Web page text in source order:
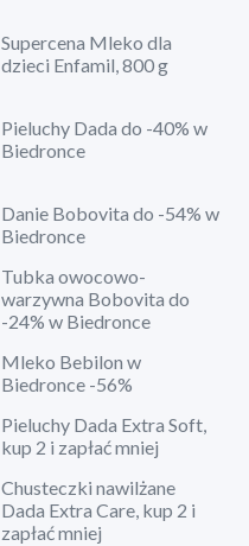
Supercena Mleko dla
dzieci Enfamil, 800 g
Pieluchy Dada do -40% w
Biedronce
Danie Bobovita do -54% w
Biedronce
Tubka owocowo-
warzywna Bobovita do
-24% w Biedronce
Mleko Bebilon w
Biedronce -56%
Pieluchy Dada Extra Soft,
kup 2 i zapłać mniej
Chusteczki nawilżane
Dada Extra Care, kup 2 i
zapłać mniej